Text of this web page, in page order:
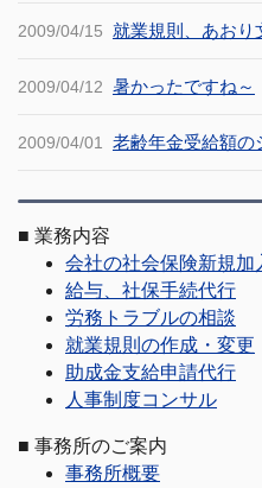
2009/04/15 就業規則、あおり
2009/04/12 暑かったですね～
2009/04/01 老齢年金受給額の
■ 業務内容
会社の社会保険新規加
給与、社保手続代行
労務トラブルの相談
就業規則の作成・変更
助成金支給申請代行
人事制度コンサル
■ 事務所のご案内
事務所概要